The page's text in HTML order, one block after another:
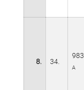
8. 34.
983
A